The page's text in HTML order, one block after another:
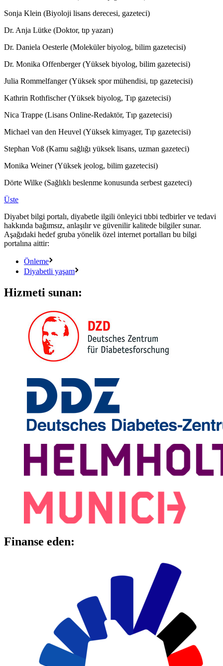
Sonja Klein (Biyoloji lisans derecesi, gazeteci)
Dr. Anja Lütke (Doktor, tıp yazarı)
Dr. Daniela Oesterle (Moleküler biyolog, bilim gazetecisi)
Dr. Monika Offenberger (Yüksek biyolog, bilim gazetecisi)
Julia Rommelfanger (Yüksek spor mühendisi, tıp gazetecisi)
Kathrin Rothfischer (Yüksek biyolog, Tıp gazetecisi)
Nica Trappe (Lisans Online-Redaktör, Tıp gazetecisi)
Michael van den Heuvel (Yüksek kimyager, Tıp gazetecisi)
Stephan Voß (Kamu sağlığı yüksek lisans, uzman gazeteci)
Monika Weiner (Yüksek jeolog, bilim gazetecisi)
Dörte Wilke (Sağlıklı beslenme konusunda serbest gazeteci)
Üste
Diyabet bilgi portalı, diyabetle ilgili önleyici tıbbi tedbirler ve tedavi
hakkında bağımsız, anlaşılır ve güvenilir kalitede bilgiler sunar.
Aşağıdaki hedef gruba yönelik özel internet portalları bu bilgi
portalına aittir:
Önleme
Diyabetli yaşam
Hizmeti sunan:
Finanse eden: